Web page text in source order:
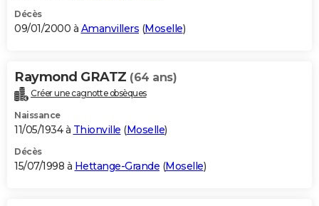
Décès
09/01/2000 à Amanvillers (Moselle)
Raymond GRATZ (64 ans)
Créer une cagnotte obsèques
Naissance
11/05/1934 à Thionville (Moselle)
Décès
15/07/1998 à Hettange-Grande (Moselle)